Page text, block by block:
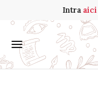
Intra aici